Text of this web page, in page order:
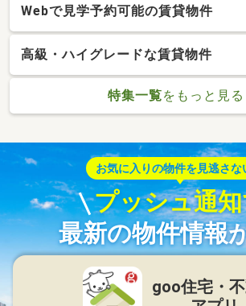
Webで見学予約可能の賃貸物件
高級・ハイグレードな賃貸物件
特集一覧をもっと見る
お気に入りの物件を見逃さな
プッシュ通
最新の物件情報
goo住宅・